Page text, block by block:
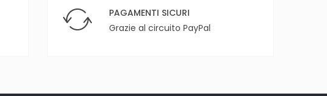
PAGAMENTI SICURI
Grazie al circuito PayPal